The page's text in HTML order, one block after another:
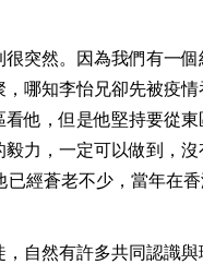
突然。因為我們有一
哪知李怡兄卻先被疫
他，但是他堅持要從
力，一定可以做到，
經蒼老不少，當年在
自然有許多共同認識